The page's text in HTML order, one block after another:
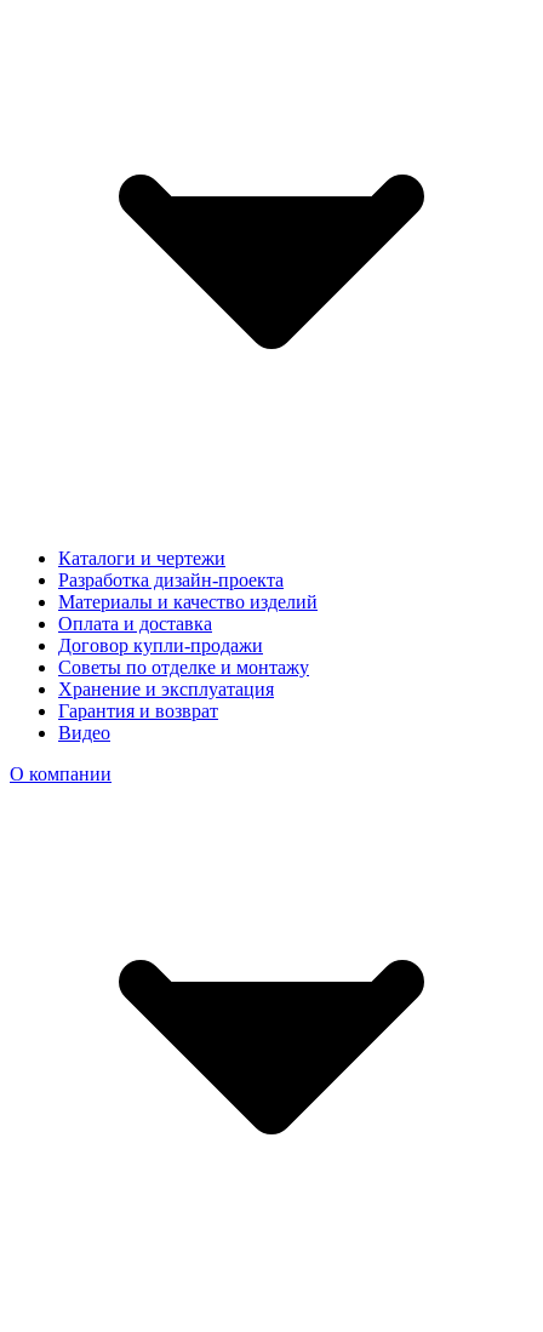
Каталоги и чертежи
Разработка дизайн-проекта
Материалы и качество изделий
Оплата и доставка
Договор купли-продажи
Советы по отделке и монтажу
Хранение и эксплуатация
Гарантия и возврат
Видео
О компании